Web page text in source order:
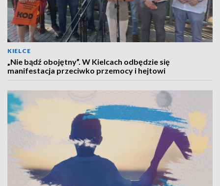
KIELCE
„Nie bądź obojętny”. W Kielcach odbędzie się
manifestacja przeciwko przemocy i hejtowi